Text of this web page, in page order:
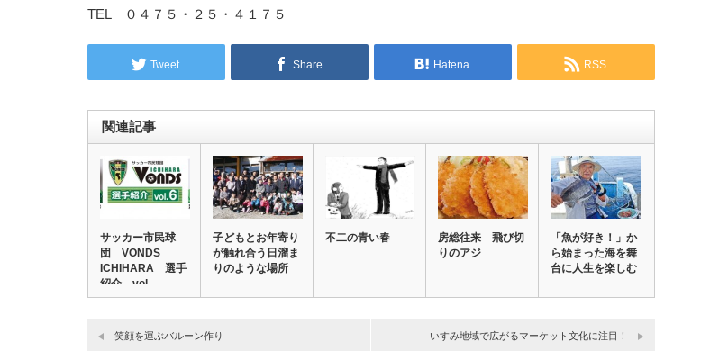
TEL ０４７５・２５・４１７５
Tweet Share Hatena RSS
関連記事
サッカー市民球
団 VONDS
ICHIHARA 選手
紹介 vol…
子どもとお年寄り
が触れ合う日溜ま
りのような場所
不二の青い春
房総往来 飛び切
りのアジ
「魚が好き！」か
ら始まった海を舞
台に人生を楽しむ
笑顔を運ぶバルーン作り いすみ地域で広がるマーケット文化に注目！